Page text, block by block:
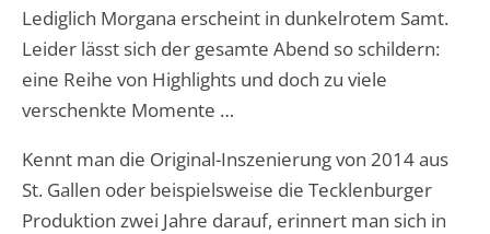
Lediglich Morgana erscheint in dunkelrotem Samt.
Leider lässt sich der gesamte Abend so schildern:
eine Reihe von Highlights und doch zu viele
verschenkte Momente …
Kennt man die Original-Inszenierung von 2014 aus
St. Gallen oder beispielsweise die Tecklenburger
Produktion zwei Jahre darauf, erinnert man sich in